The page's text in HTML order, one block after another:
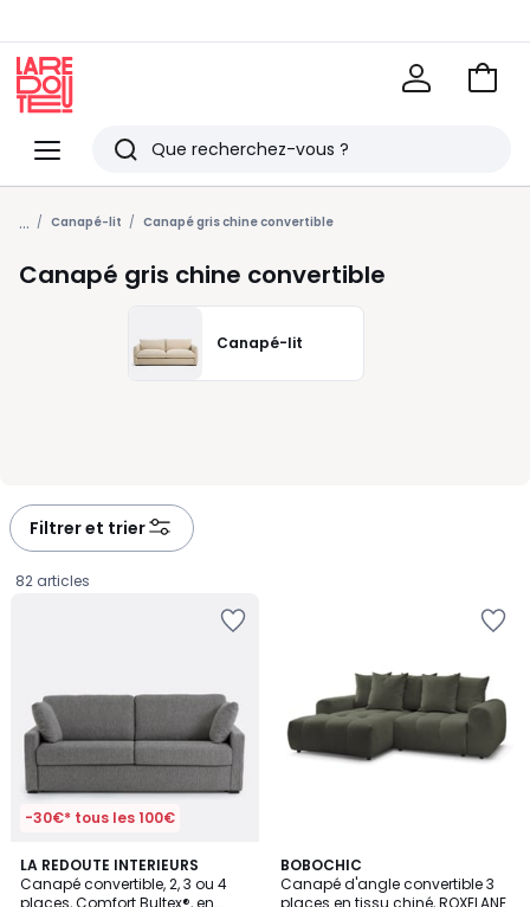
Menu
Redoute
Rechercher
Derniers
articles
vus
Voir
... Canapé-lit Canapé gris chine convertible
Canapé gris chine convertible
Canapé-lit
Filtrer et trier
82 articles
-30€* tous les 100€
LA REDOUTE INTERIEURS
Canapé convertible, 2, 3 ou 4
places, Comfort Bultex®, en
4,5
/ 5
3
Couleurs
BOBOCHIC
Canapé d'angle convertible 3
places en tissu chiné, ROXELANE
9
Couleurs